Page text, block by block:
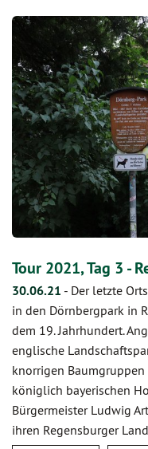
Tour 2021, Tag 3 -
30.06.21 - Der letzte
in den Dörnbergpark in
dem 19. Jahrhundert.
englische
knorrigen
königlich bayerischen
Bürgermeister Ludwig
ihren Regensburger